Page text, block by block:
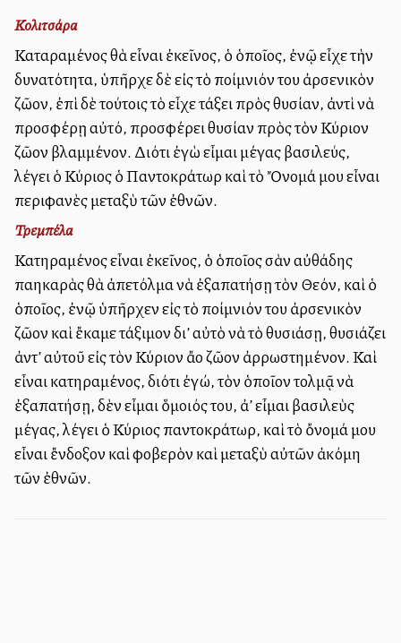
Κολιτσάρα
Καταραμένος θὰ εἶναι ἐκεῖνος, ὁ ὁποῖος, ἐνῷ εἶχε τὴν
δυνατότητα, ὑπῆρχε δὲ εἰς τὸ ποίμνιόν του ἀρσενικὸν
ζῶον, ἐπὶ δὲ τούτοις τὸ εἶχε τάξει πρὸς θυσίαν, ἀντὶ νὰ
προσφέρῃ αὐτό, προσφέρει θυσίαν πρὸς τὸν Κύριον
ζῶον βλαμμένον. Διότι ἐγὼ εἶμαι μέγας βασιλεύς,
λέγει ὁ Κύριος ὁ Παντοκράτωρ καὶ τὸ Ὄνομά μου εἶναι
περιφανὲς μεταξὺ τῶν ἐθνῶν.
Τρεμπέλα
Κατηραμένος εἶναι ἐκεῖνος, ὁ ὁποῖος σὰν αὐθάδης
παλληκαρὰς θὰ ἀπετόλμα νὰ ἐξαπατήσῃ τὸν Θεόν, καὶ ὁ
ὁποῖος, ἐνῷ ὑπῆρχεν εἰς τὸ ποίμνιόν του ἀρσενικὸν
ζῶον καὶ ἔκαμε τάξιμον δι’ αὐτὸ νὰ τὸ θυσιάσῃ, θυσιάζει
ἀντ’ αὐτοῦ εἰς τὸν Κύριον ἄλλο ζῶον ἀρρωστημένον. Καὶ
εἶναι κατηραμένος, διότι ἐγώ, τὸν ὁποῖον τολμᾷ νὰ
ἐξαπατήσῃ, δὲν εἶμαι ὅμοιός του, ἀλλ’ εἶμαι βασιλεὺς
μέγας, λέγει ὁ Κύριος παντοκράτωρ, καὶ τὸ ὄνομά μου
εἶναι ἔνδοξον καὶ φοβερὸν καὶ μεταξὺ αὐτῶν ἀκόμη
τῶν ἐθνῶν.